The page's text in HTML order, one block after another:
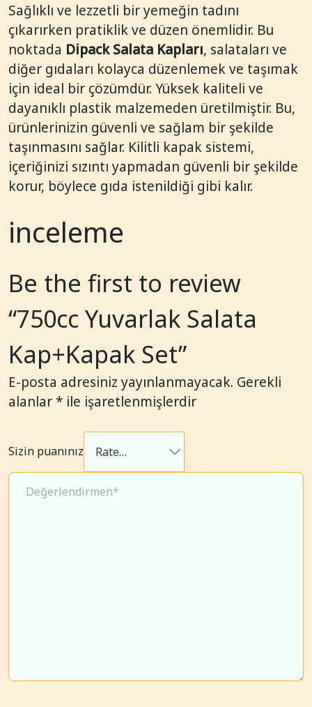
Sağlıklı ve lezzetli bir yemeğin tadını
çıkarırken pratiklik ve düzen önemlidir. Bu
noktada Dipack Salata Kapları, salataları ve
diğer gıdaları kolayca düzenlemek ve taşımak
için ideal bir çözümdür. Yüksek kaliteli ve
dayanıklı plastik malzemeden üretilmiştir. Bu,
ürünlerinizin güvenli ve sağlam bir şekilde
taşınmasını sağlar. Kilitli kapak sistemi,
içeriğinizi sızıntı yapmadan güvenli bir şekilde
korur, böylece gıda istenildiği gibi kalır.
inceleme
Be the first to review
“750cc Yuvarlak Salata
Kap+Kapak Set”
E-posta adresiniz yayınlanmayacak. Gerekli
alanlar* ile işaretlenmişlerdir
Sizin puanınız